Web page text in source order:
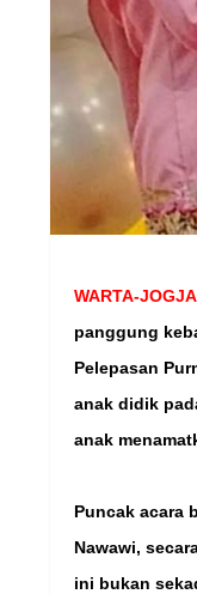
WARTA-
panggung
Pelepasan
anak didik
anak
Puncak acara
Nawawi,
ini bukan